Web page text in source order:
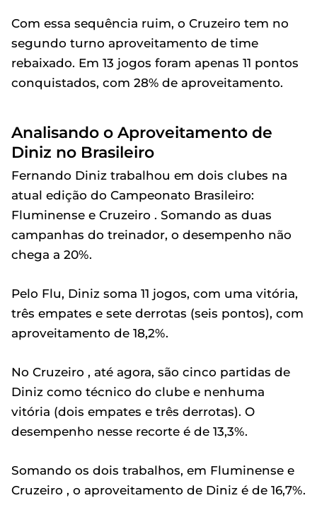
Com essa sequência ruim, o Cruzeiro tem no
segundo turno aproveitamento de time
rebaixado. Em 13 jogos foram apenas 11 pontos
conquistados, com 28% de aproveitamento.
Analisando o Aproveitamento de
Diniz no Brasileiro
Fernando Diniz trabalhou em dois clubes na
atual edição do Campeonato Brasileiro:
Fluminense e Cruzeiro . Somando as duas
campanhas do treinador, o desempenho não
chega a 20%.
Pelo Flu, Diniz soma 11 jogos, com uma vitória,
três empates e sete derrotas (seis pontos), com
aproveitamento de 18,2%.
No Cruzeiro , até agora, são cinco partidas de
Diniz como técnico do clube e nenhuma
vitória (dois empates e três derrotas). O
desempenho nesse recorte é de 13,3%.
Somando os dois trabalhos, em Fluminense e
Cruzeiro , o aproveitamento de Diniz é de 16,7%.